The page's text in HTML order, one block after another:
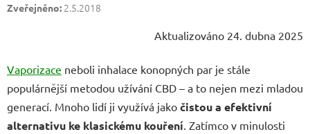
2.5.2018
Aktualizováno 24. dubna 2025
Vaporizace neboli inhalace konopných par je stále
populárnější metodou užívání CBD – a to nejen mezi mladou
generací. Mnoho lidí ji využívá jako čistou a efektivní
alternativu ke klasickému kouření. Zatímco v minulosti